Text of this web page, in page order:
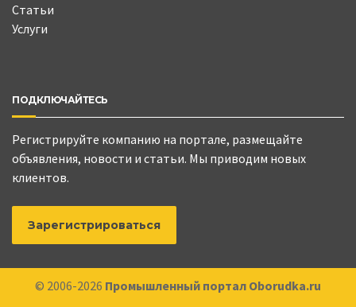
Статьи
Услуги
ПОДКЛЮЧАЙТЕСЬ
Регистрируйте компанию на портале, размещайте
объявления, новости и статьи. Мы приводим новых
клиентов.
Зарегистрироваться
© 2006-2026 Промышленный портал Oborudka.ru